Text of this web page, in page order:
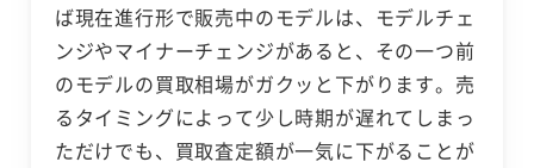
ば現在進行形で販売中のモデルは、モデルチェ
ンジやマイナーチェンジがあると、その一つ前
のモデルの買取相場がガクッと下がります。売
るタイミングによって少し時期が遅れてしまっ
ただけでも、買取査定額が一気に下がることが